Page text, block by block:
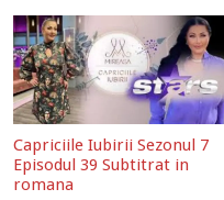
Capriciile Iubirii Sezonul 7
Episodul 39 Subtitrat in
romana